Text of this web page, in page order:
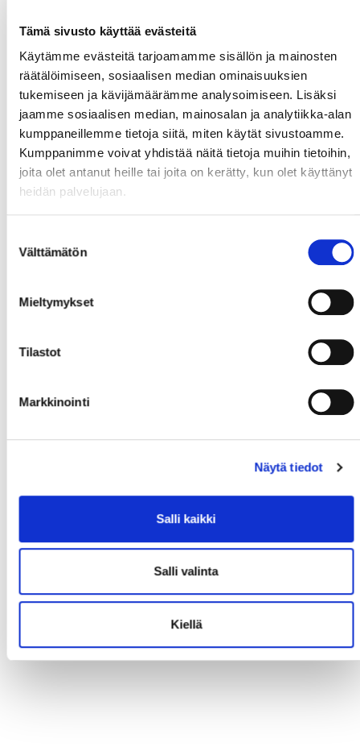
Tämä sivusto käyttää evästeitä
Käytämme evästeitä tarjoamamme sisällön ja mainosten
räätälöimiseen, sosiaalisen median ominaisuuksien
tukemiseen ja kävijämäärämme analysoimiseen. Lisäksi
jaamme sosiaalisen median, mainosalan ja analytiikka-alan
kumppaneillemme tietoja siitä, miten käytät sivustoamme.
Kumppanimme voivat yhdistää näitä tietoja muihin tietoihin,
joita olet antanut heille tai joita on kerätty, kun olet käyttänyt
heidän palvelujaan.
valinta
Välttämätön
Mieltymykset
Tilastot
Markkinointi
Näytä tiedot
Salli kaikki
Salli valinta
Kiellä